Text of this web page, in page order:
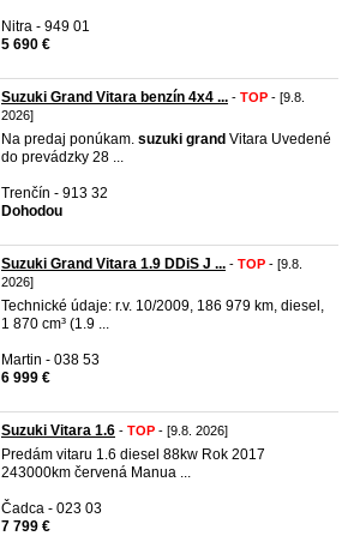
Nitra - 949 01
5 690 €
Suzuki Grand Vitara benzín 4x4 ... - TOP - [9.8.
2026]
Na predaj ponúkam. suzuki grand Vitara Uvedené
do prevádzky 28 ...
Trenčín - 913 32
Dohodou
Suzuki Grand Vitara 1.9 DDiS J ... - TOP - [9.8.
2026]
Technické údaje: r.v. 10/2009, 186 979 km, diesel,
1 870 cm³ (1.9 ...
Martin - 038 53
6 999 €
Suzuki Vitara 1.6 - TOP - [9.8. 2026]
Predám vitaru 1.6 diesel 88kw Rok 2017
243000km červená Manua ...
Čadca - 023 03
7 799 €